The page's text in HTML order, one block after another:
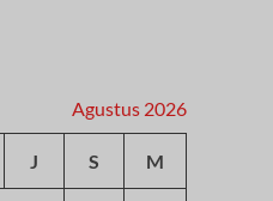
Agustus 2026
J S M